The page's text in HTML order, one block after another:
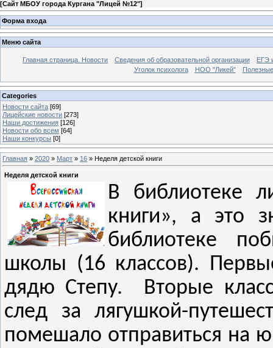
[Сайт МБОУ города Кургана "Лицей №12"]
Форма входа
Меню сайта
Главная страница. Новости Сведения об образовательной организации
ЕГЭ
Уголок психолога
НОО "Ликей"
Categories
Новости сайта [69]
Лицейские новости [273]
Наши достижения [126]
Новости обо всем [64]
Наши конкурсы [0]
Главная » 2020 » Март » 16 » Неделя детской книги
Неделя детской книги
В библиотеке
книги», а это
библиотеке
школы (16 классов).
дядю Степу. Вторые
след за лягушкой-
помешало отправиться на